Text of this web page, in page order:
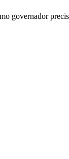
governador